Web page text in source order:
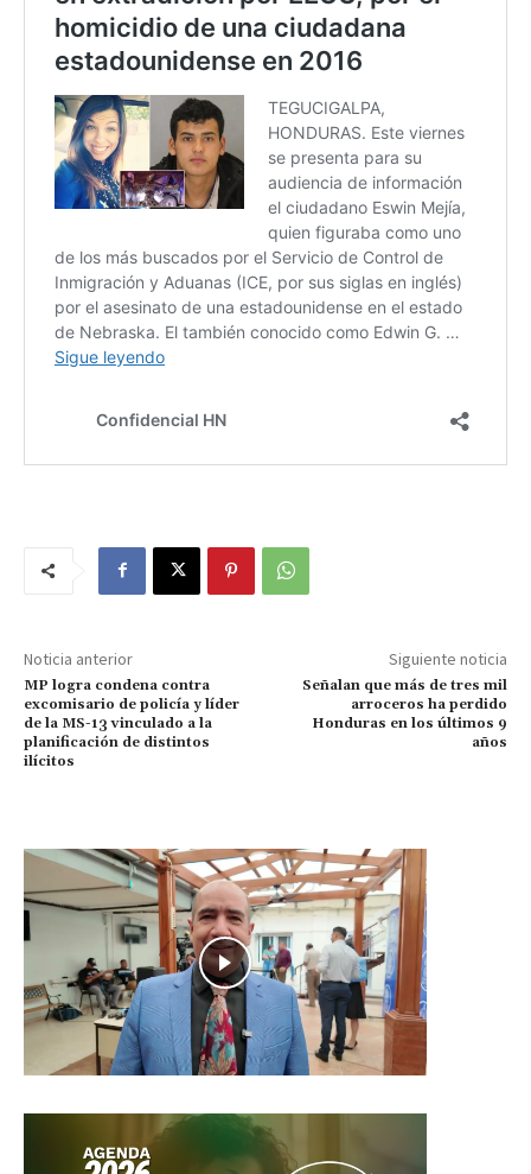
Noticia anterior
MP logra condena contra
excomisario de policía y líder
de la MS-13 vinculado a la
planificación de distintos
ilícitos
Siguiente noticia
Señalan que más de tres mil
arroceros ha perdido
Honduras en los últimos 9
años